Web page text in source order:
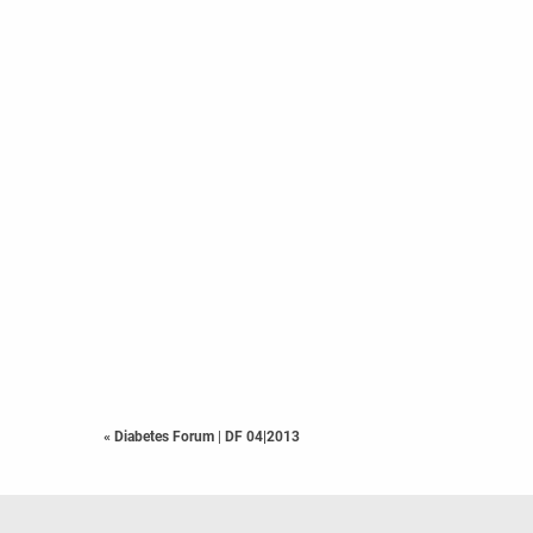
« Diabetes Forum | DF 04|2013